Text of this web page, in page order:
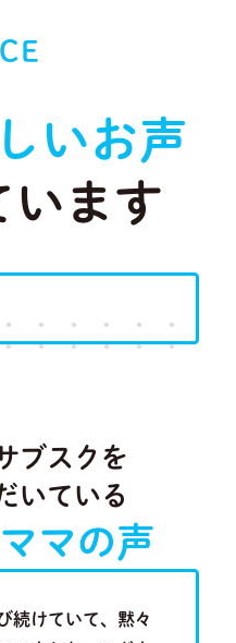
いお声
います
ブスクを
いている
マの声
続けていて、黙々